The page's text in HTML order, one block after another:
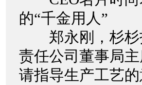
的“千金用人”
郑永刚，杉杉
责任公司董事局
请指导生产工艺